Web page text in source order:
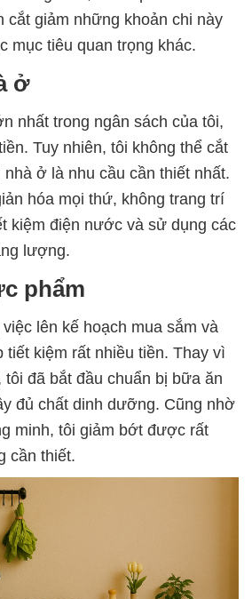
cắt giảm những khoản chi này
mục tiêu quan trọng khác.
ở
nhất trong ngân sách của tôi,
Tuy nhiên, tôi không thể cắt
ở là nhu cầu cần thiết nhất.
hóa mọi thứ, không trang trí
kiệm điện nước và sử dụng các
lượng.
phẩm
lên kế hoạch mua sắm và
tiết kiệm rất nhiều tiền. Thay vì
tôi đã bắt đầu chuẩn bị bữa ăn
đủ chất dinh dưỡng. Cũng nhờ
minh, tôi giảm bớt được rất
cần thiết.